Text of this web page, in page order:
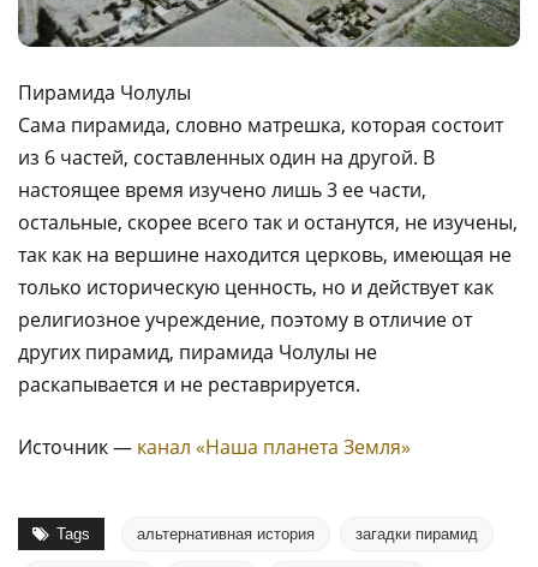
Пирамида Чолулы
Сама пирамида, словно матрешка, которая состоит
из 6 частей, составленных один на другой. В
настоящее время изучено лишь 3 ее части,
остальные, скорее всего так и останутся, не изучены,
так как на вершине находится церковь, имеющая не
только историческую ценность, но и действует как
религиозное учреждение, поэтому в отличие от
других пирамид, пирамида Чолулы не
раскапывается и не реставрируется.
Источник — канал «Наша планета Земля»
Tags альтернативная история загадки пирамид